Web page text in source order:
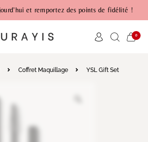
et remportez des points de fidélité !
0
Coffret Maquillage YSL Gift Set